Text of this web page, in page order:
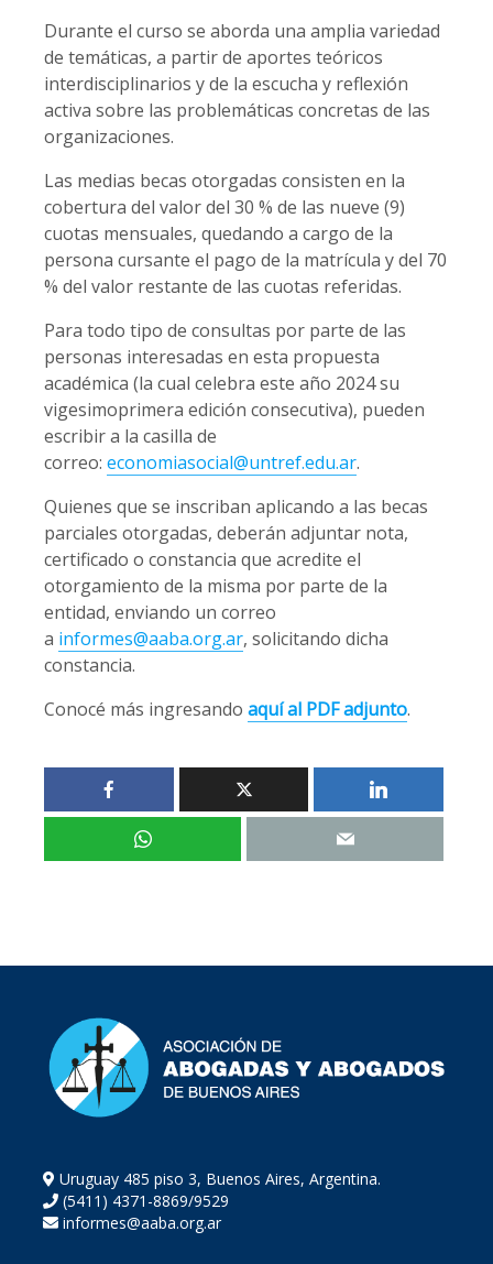
Durante el curso se aborda una amplia variedad
de temáticas, a partir de aportes teóricos
interdisciplinarios y de la escucha y reflexión
activa sobre las problemáticas concretas de las
organizaciones.
Las medias becas otorgadas consisten en la
cobertura del valor del 30 % de las nueve (9)
cuotas mensuales, quedando a cargo de la
persona cursante el pago de la matrícula y del 70
% del valor restante de las cuotas referidas.
Para todo tipo de consultas por parte de las
personas interesadas en esta propuesta
académica (la cual celebra este año 2024 su
vigesimoprimera edición consecutiva), pueden
escribir a la casilla de
correo: economiasocial@untref.edu.ar.
Quienes que se inscriban aplicando a las becas
parciales otorgadas, deberán adjuntar nota,
certificado o constancia que acredite el
otorgamiento de la misma por parte de la
entidad, enviando un correo
a informes@aaba.org.ar, solicitando dicha
constancia.
Conocé más ingresando aquí al PDF adjunto.
Uruguay 485 piso 3, Buenos Aires, Argentina.
(5411) 4371-8869/9529
informes@aaba.org.ar